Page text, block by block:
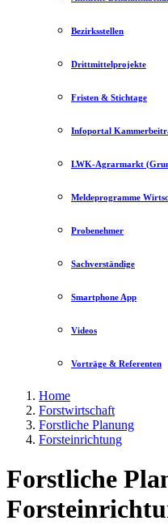
Bezirksstellen
Drittmittelprojekte
Fristen & Stichtage
Infoportal
LWK-Agrarmarkt
Meldeprogramme
Probenehmer
Sachverständige
Smartphone App
Videos
Vorträge & Referenten
Home
Forstwirtschaft
Forstliche Planung
Forsteinrichtung
Forstliche